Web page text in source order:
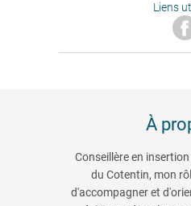
Liens
À
Conseillère en
du Cotentin, mon
d'accompagner et